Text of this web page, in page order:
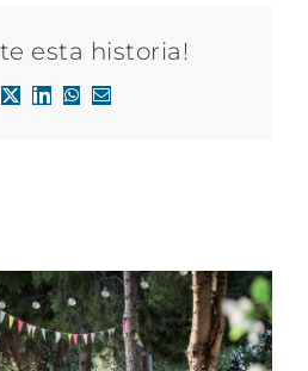
esta historia!
X LinkedInWhatsApp
Correo